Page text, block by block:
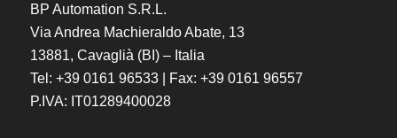
BP Automation S.R.L.
Via Andrea Machieraldo Abate, 13
13881, Cavaglià (BI) – Italia
Tel: +39 0161 96533 | Fax: +39 0161 96557
P.IVA: IT01289400028